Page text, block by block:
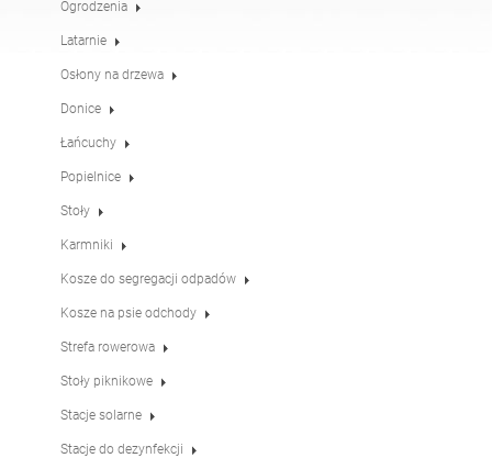
Stoły
Pergole
Osłony na drzewa
Łańcuchy
francuski
łotewski
rumuński
Ogrodzenia
Latarnie
Osłony na drzewa
Donice
Łańcuchy
Popielnice
Stoły
Karmniki
Kosze do segregacji odpadów
Kosze na psie odchody
Strefa rowerowa
Stoły piknikowe
Stacje solarne
Stacje do dezynfekcji